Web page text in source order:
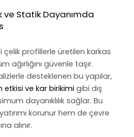
ve Statik Dayanımda
çelik profillerle üretilen karkas
ağırlığını güvenle taşır.
desteklenen bu yapılar,
etkisi ve kar birikimi gibi dış
dayanıklılık sağlar. Bu
korunur hem de çevre
alınır.